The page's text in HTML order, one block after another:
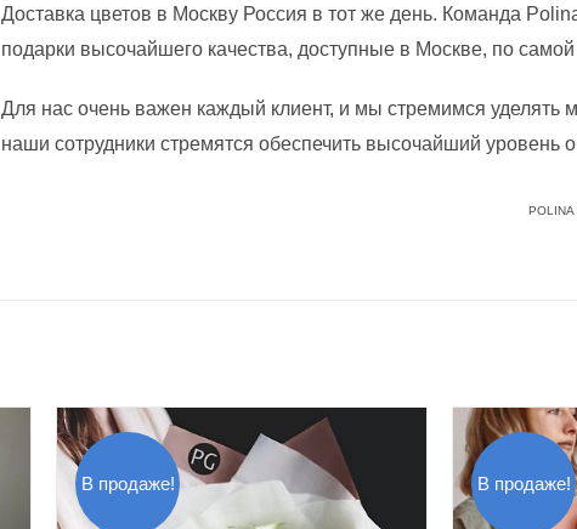
Доставка цветов в Москву Россия в тот же день. Команда
подарки высочайшего качества, доступные в Москве, по
Для нас очень важен каждый клиент, и мы стремимся
наши сотрудники стремятся обеспечить высочайший уровень
POLINA
В продаже! В продаже!